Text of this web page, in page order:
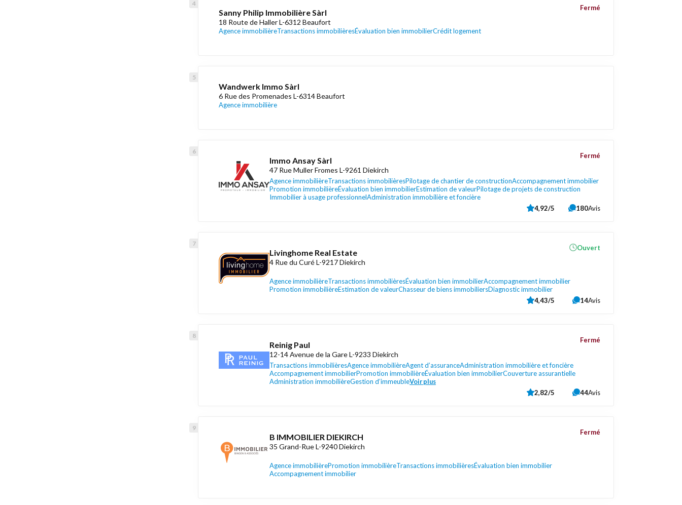
Sanny Philip Immobilière Sàrl
18 Route de Haller L-6312 Beaufort
Agence immobilièreTransactions immobilièresÉvaluation bien immobilierCrédit logement
Fermé
Wandwerk Immo Sàrl
6 Rue des Promenades L-6314 Beaufort
Agence immobilière
Immo Ansay Sàrl
47 Rue Muller Fromes L-9261 Diekirch
Agence immobilièreTransactions immobilièresPilotage de chantier de constructionAccompagnement immobilier
Promotion immobilièreÉvaluation bien immobilierEstimation de valeurPilotage de projets de construction
Immobilier à usage professionnelAdministration immobilière et foncière
Fermé
4,92/5 180Avis
Livinghome Real Estate
4 Rue du Curé L-9217 Diekirch
Agence immobilièreTransactions immobilièresÉvaluation bien immobilierAccompagnement immobilier
Promotion immobilièreEstimation de valeurChasseur de biens immobiliersDiagnostic immobilier
Ouvert
4,43/5 14Avis
Reinig Paul
12-14 Avenue de la Gare L-9233 Diekirch
Transactions immobilièresAgence immobilièreAgent d’assuranceAdministration immobilière et foncière
Accompagnement immobilierPromotion immobilièreÉvaluation bien immobilierCouverture assurantielle
Administration immobilièreGestion d’immeubleVoir plus
Fermé
2,82/5 44Avis
B IMMOBILIER DIEKIRCH
35 Grand-Rue L-9240 Diekirch
Agence immobilièrePromotion immobilièreTransactions immobilièresÉvaluation bien immobilier
Accompagnement immobilier
Fermé